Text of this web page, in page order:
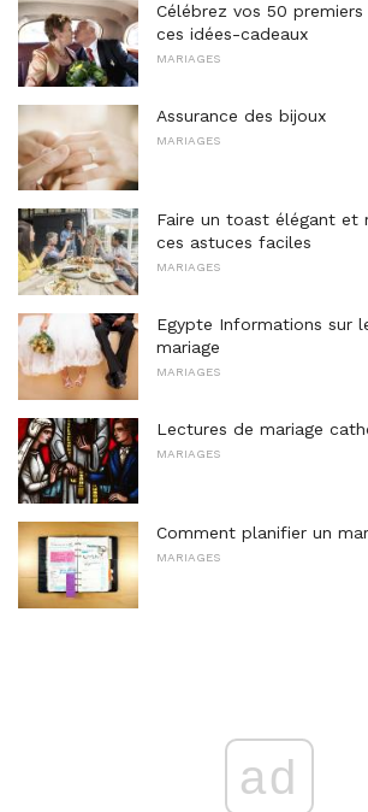
Célébrez vos 50 premiers
ces idées-cadeaux
MARIAGES
Assurance des bijoux
MARIAGES
Faire un toast élégant et
ces astuces faciles
MARIAGES
Egypte Informations sur
mariage
MARIAGES
Lectures de mariage
MARIAGES
Comment planifier un
MARIAGES
ad